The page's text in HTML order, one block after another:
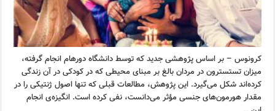
کرونوس – بر اساس پژوهشی جدید که توسط دانشگاه دورهام انجام گرفته،
میزان تستسترون در مردان بالغ بر مبنای محیطی که در کودکی در آن زندگی
کرده‌اند شکل می‌گیرد. این پژوهش، مطالعات قبلی که تنها اصول ژنتیکی را در
مقدار هورمون‌های جنسی مؤثر می‌دانست، نفی کرده است. انگیزه‌ی انجام